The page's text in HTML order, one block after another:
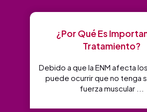
¿Por Qué Es
Tratamiento?
Debido a que la ENM afecta
puede ocurrir que no tenga
fuerza muscular ...